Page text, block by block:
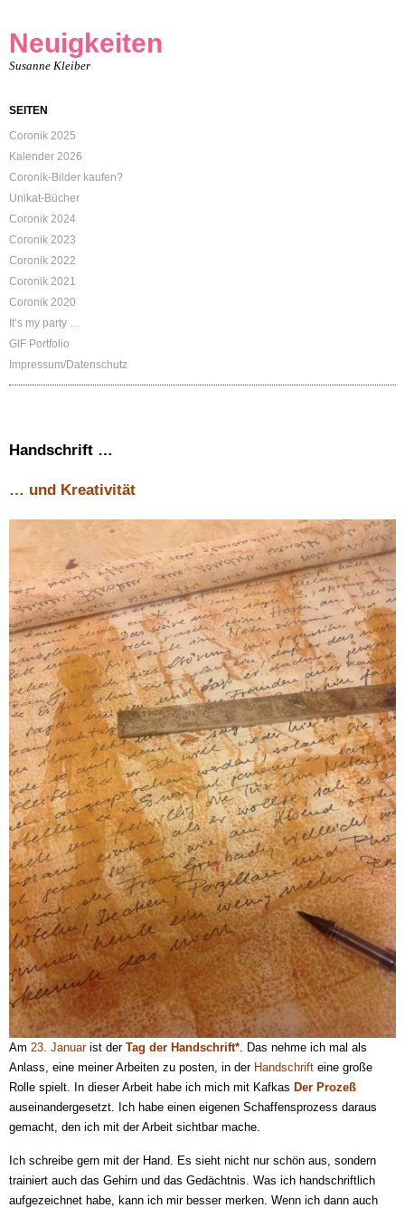
Neuigkeiten
Susanne Kleiber
SEITEN
Coronik 2025
Kalender 2026
Coronik-Bilder kaufen?
Unikat-Bücher
Coronik 2024
Coronik 2023
Coronik 2022
Coronik 2021
Coronik 2020
It’s my party …
GIF Portfolio
Impressum/Datenschutz
Handschrift …
… und Kreativität
Am 23. Januarist der Tag der Handschrift*. Das nehme ich mal als
Anlass, eine meiner Arbeiten zu posten, in der Handschrift eine große
Rolle spielt. In dieser Arbeit habe ich mich mit Kafkas Der Prozeß
auseinandergesetzt. Ich habe einen eigenen Schaffensprozess daraus
gemacht, den ich mit der Arbeit sichtbar mache.
Ich schreibe gern mit der Hand. Es sieht nicht nur schön aus, sondern
trainiert auch das Gehirn und das Gedächtnis. Was ich handschriftlich
aufgezeichnet habe, kann ich mir besser merken. Wenn ich dann auch